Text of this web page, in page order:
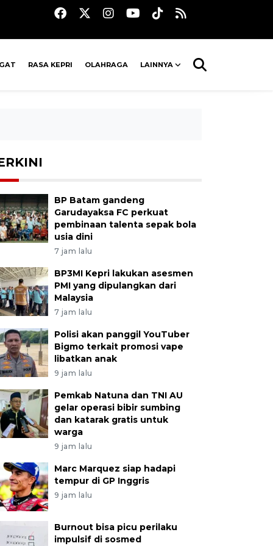
RASA KEPRI OLAHRAGA LAINNYA
BP Batam gandeng
Garudayaksa FC perkuat
pembinaan talenta sepak bola
usia dini
7 jam lalu
BP3MI Kepri lakukan asesmen
PMI yang dipulangkan dari
Malaysia
7 jam lalu
Polisi akan panggil YouTuber
Bigmo terkait promosi vape
libatkan anak
9 jam lalu
Pemkab Natuna dan TNI AU
gelar operasi bibir sumbing
dan katarak gratis untuk
warga
9 jam lalu
Marc Marquez siap hadapi
tempur di GP Inggris
9 jam lalu
Burnout bisa picu perilaku
impulsif di sosmed